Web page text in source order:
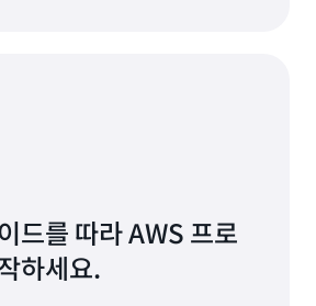
드를 따라 AWS 프로
하세요.